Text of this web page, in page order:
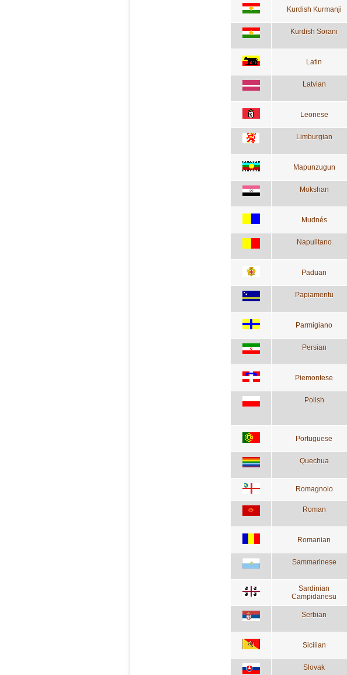
Kurdish Kurmanji
Kurdish Sorani
Latin
Latvian
Leonese
Limburgian
Mapunzugun
Mokshan
Mudnés
Napulitano
Paduan
Papiamentu
Parmigiano
Persian
Piemontese
Polish
Portuguese
Quechua
Romagnolo
Roman
Romanian
Sammarinese
Sardinian
Campidanesu
Serbian
Sicilian
Slovak